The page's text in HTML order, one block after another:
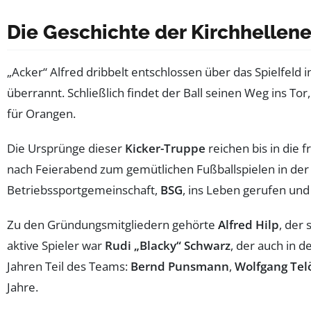
Die Geschichte der
„Acker“ Alfred dribbelt entschlossen über das
überrannt. Schließlich findet der Ball seinen Weg ins
für Orangen.
Die Ursprünge dieser Kicker-Truppe reichen bis in die
nach Feierabend zum gemütlichen Fußballspielen in
Betriebssportgemeinschaft, BSG, ins Leben gerufen
Zu den Gründungsmitgliedern gehörte Alfred Hilp, der
aktive Spieler war Rudi „Blacky“ Schwarz, der auch in
Jahren Teil des Teams: Bernd Punsmann, Wolfgang
Jahre.